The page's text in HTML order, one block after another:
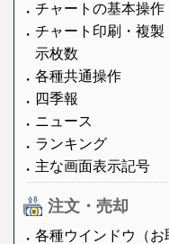
チャートの基本操作
チャート印刷・複製
示枚数
各種共通操作
四季報
ニュース
ランキング
主な画面表示記号
注文・売却
各種ウインドウ（お